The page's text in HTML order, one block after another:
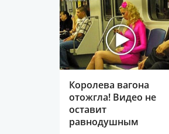
Королева вагона
отожгла! Видео не
оставит
равнодушным